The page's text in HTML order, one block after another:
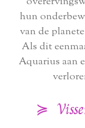
hun
van de
Als dit
Aquarius aan
≽